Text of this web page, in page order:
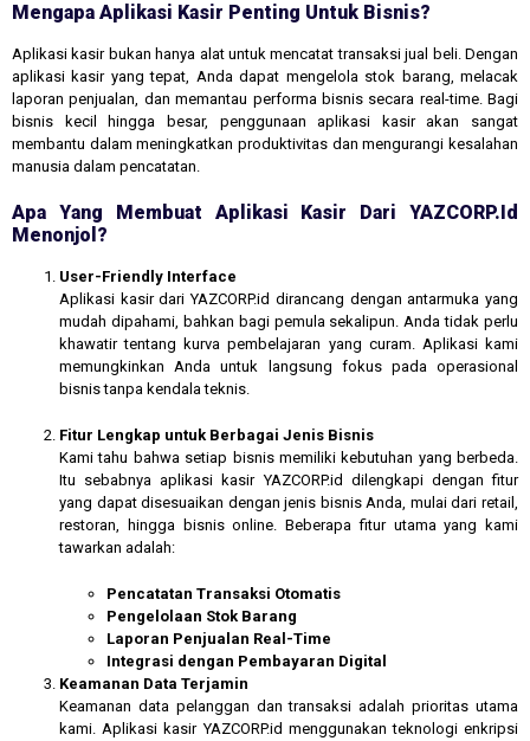
Mengapa Aplikasi Kasir Penting Untuk Bisnis?
Aplikasi kasir bukan hanya alat untuk mencatat transaksi jual beli. Dengan
aplikasi kasir yang tepat, Anda dapat mengelola stok barang, melacak
laporan penjualan, dan memantau performa bisnis secara real-time. Bagi
bisnis kecil hingga besar, penggunaan aplikasi kasir akan sangat
membantu dalam meningkatkan produktivitas dan mengurangi kesalahan
manusia dalam pencatatan.
Apa Yang Membuat Aplikasi Kasir Dari YAZCORP.id
Menonjol?
User-Friendly Interface
Aplikasi kasir dari YAZCORP.id dirancang dengan antarmuka yang
mudah dipahami, bahkan bagi pemula sekalipun. Anda tidak perlu
khawatir tentang kurva pembelajaran yang curam. Aplikasi kami
memungkinkan Anda untuk langsung fokus pada operasional
bisnis tanpa kendala teknis.
Fitur Lengkap untuk Berbagai Jenis Bisnis
Kami tahu bahwa setiap bisnis memiliki kebutuhan yang berbeda.
Itu sebabnya aplikasi kasir YAZCORP.id dilengkapi dengan fitur
yang dapat disesuaikan dengan jenis bisnis Anda, mulai dari retail,
restoran, hingga bisnis online. Beberapa fitur utama yang kami
tawarkan adalah:
Pencatatan Transaksi Otomatis
Pengelolaan Stok Barang
Laporan Penjualan Real-Time
Integrasi dengan Pembayaran Digital
Keamanan Data Terjamin
Keamanan data pelanggan dan transaksi adalah prioritas utama
kami. Aplikasi kasir YAZCORP.id menggunakan teknologi enkripsi